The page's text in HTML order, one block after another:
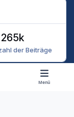
der Beiträge
265k
Menü